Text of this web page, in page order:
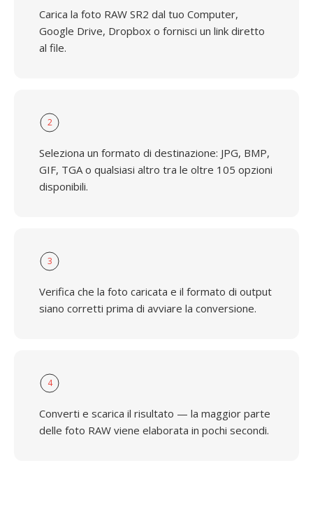
Carica la foto RAW SR2 dal tuo Computer,
Google Drive, Dropbox o fornisci un link diretto
al file.
2
Seleziona un formato di destinazione: JPG, BMP,
GIF, TGA o qualsiasi altro tra le oltre 105 opzioni
disponibili.
3
Verifica che la foto caricata e il formato di output
siano corretti prima di avviare la conversione.
4
Converti e scarica il risultato — la maggior parte
delle foto RAW viene elaborata in pochi secondi.